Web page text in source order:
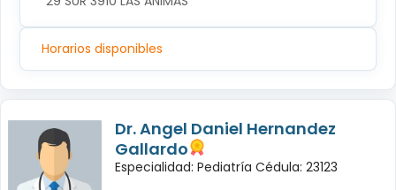
Horarios disponibles
Dr. Angel Daniel Hernandez
Gallardo
Especialidad: Pediatría Cédula: 23123